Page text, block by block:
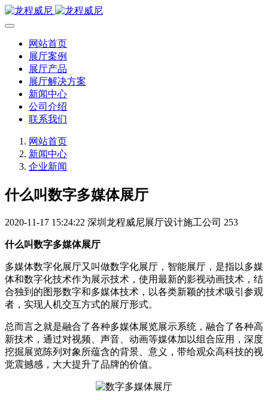
网站首页
展厅案例
展厅产品
展厅解决方案
新闻中心
公司介绍
联系我们
网站首页
新闻中心
企业新闻
什么叫数字多媒体展厅
2020-11-17 15:24:22 深圳龙程威尼展厅设计施工公司 253
什么叫数字多媒体展厅
多媒体数字化展厅又叫做数字化展厅，智能展厅，是指以多媒
体和数字化技术作为展示技术，使用最新的影视动画技术，结
合独到的图形数字和多媒体技术，以各类新颖的技术吸引参观
者，实现人机交互方式的展厅形式。
总而言之就是融合了各种多媒体展览展示系统，融合了各种高
新技术，通过对视频、声音、动画等媒体加以组合应用，深度
挖掘展览陈列对象所蕴含的背景、意义，带给观众高科技的视
觉震撼感，大大提升了品牌的价值。